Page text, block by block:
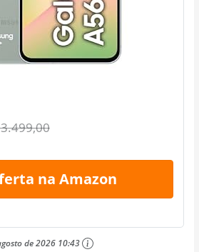
na Amazon
de 2026 10:43